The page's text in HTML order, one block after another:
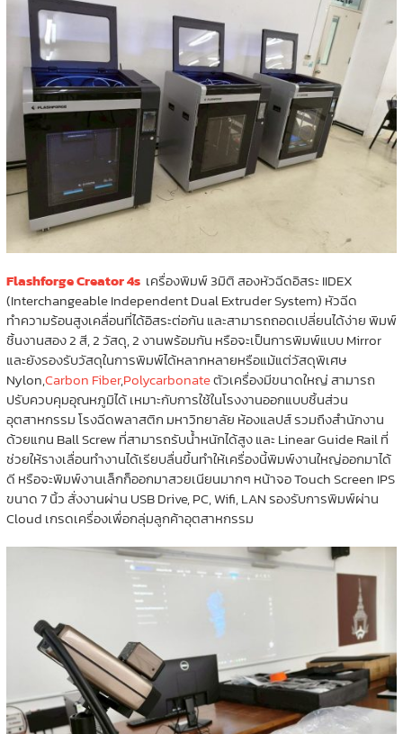
Flashforge Creator 4s เครื่องพิมพ์ 3มิติ สองหัวฉีดอิสระ IIDEX
(Interchangeable Independent Dual Extruder System) หัวฉีด
ทำความร้อนสูงเคลื่อนที่ได้อิสระต่อกัน และสามารถถอดเปลี่ยนได้ง่าย พิมพ์
ชิ้นงานสอง 2 สี, 2 วัสดุ, 2 งานพร้อมกัน หรือจะเป็นการพิมพ์แบบ Mirror
และยังรองรับวัสดุในการพิมพ์ได้หลากหลายหรือแม้แต่วัสดุพิเศษ
Nylon,Carbon Fiber,Polycarbonateตัวเครื่องมีขนาดใหญ่ สามารถ
ปรับควบคุมอุณหภูมิได้ เหมาะกับการใช้ในโรงงานออกแบบชิ้นส่วน
อุตสาหกรรม โรงฉีดพลาสติก มหาวิทยาลัย ห้องแลปส์ รวมถึงสำนักงาน
ด้วยแกน Ball Screw ที่สามารถรับน้ำหนักได้สูง และ Linear Guide Rail ที่
ช่วยให้รางเลื่อนทำงานได้เรียบลื่นขึ้นทำให้เครื่องนี้พิมพ์งานใหญ่ออกมาได้
ดี หรือจะพิมพ์งานเล็กก็ออกมาสวยเนียนมากๆ หน้าจอ Touch Screen IPS
ขนาด 7 นิ้ว สั่งงานผ่าน USB Drive, PC, Wifi, LAN รองรับการพิมพ์ผ่าน
Cloud เกรดเครื่องเพื่อกลุ่มลูกค้าอุตสาหกรรม